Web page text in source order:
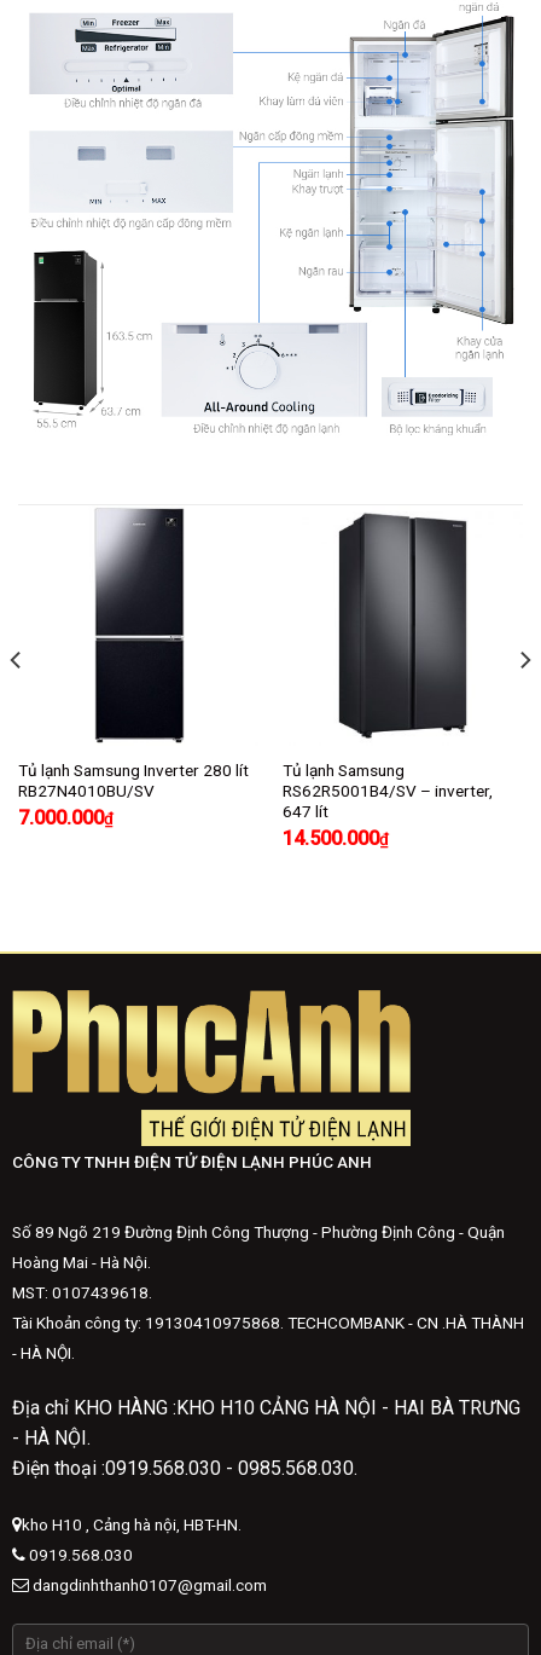
Tủ lạnh Samsung Inverter 280 lít
RB27N4010BU/SV
7.000.000₫
Tủ lạnh Samsung
RS62R5001B4/SV – inverter,
647 lít
14.500.000₫
CÔNG TY TNHH ĐIỆN TỬ ĐIỆN LẠNH PHÚC ANH
Số 89 Ngõ 219 Đường Định Công Thượng - Phường Định Công - Quận
Hoàng Mai - Hà Nội.
MST: 0107439618.
Tài Khoản công ty: 19130410975868. TECHCOMBANK - CN .HÀ THÀNH
- HÀ NỘI.
Địa chỉ KHO HÀNG :KHO H10 CẢNG HÀ NỘI - HAI BÀ TRƯNG
- HÀ NỘI.
Điện thoại :0919.568.030 - 0985.568.030.
kho H10 , Cảng hà nội, HBT-HN.
0919.568.030
dangdinhthanh0107@gmail.com